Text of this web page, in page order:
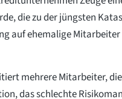
die zu der jüngsten
auf ehemalige
mehrere Mitarbeiter,
das schlechte